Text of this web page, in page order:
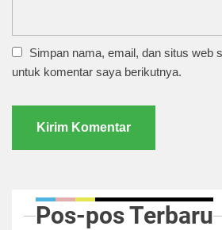
Simpan nama, email, dan situs web
untuk komentar saya berikutnya.
Pos-pos Terbaru